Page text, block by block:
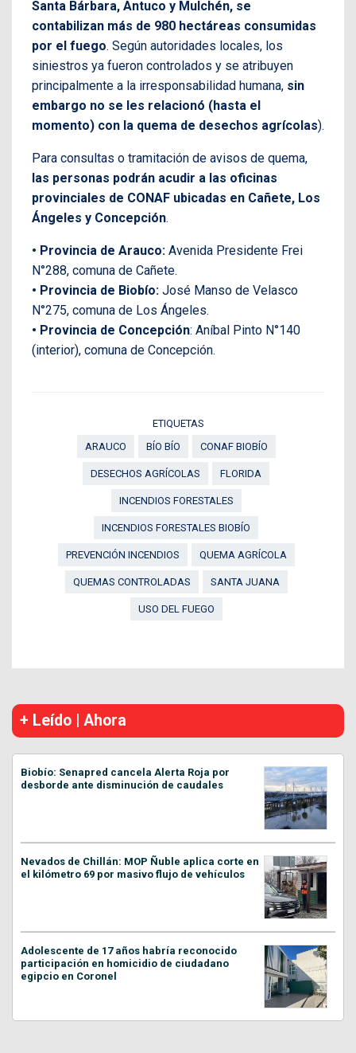
Santa Bárbara, Antuco y Mulchén, se
contabilizan más de 980 hectáreas consumidas
por el fuego. Según autoridades locales, los
siniestros ya fueron controlados y se atribuyen
principalmente a la irresponsabilidad humana, sin
embargo no se les relacionó (hasta el
momento) con la quema de desechos agrícolas).
Para consultas o tramitación de avisos de quema,
las personas podrán acudir a las oficinas
provinciales de CONAF ubicadas en Cañete, Los
Ángeles y Concepción.
• Provincia de Arauco: Avenida Presidente Frei
N°288, comuna de Cañete.
• Provincia de Biobío: José Manso de Velasco
N°275, comuna de Los Ángeles.
• Provincia de Concepción: Aníbal Pinto N°140
(interior), comuna de Concepción.
ETIQUETAS
ARAUCO
BÍO BÍO CONAF BIOBÍO
DESECHOS AGRÍCOLAS FLORIDA
INCENDIOS FORESTALES
INCENDIOS FORESTALES BIOBÍO
PREVENCIÓN INCENDIOS QUEMA AGRÍCOLA
QUEMAS CONTROLADAS SANTA JUANA
USO DEL FUEGO
+ Leído | Ahora
Biobío: Senapred cancela Alerta Roja por
desborde ante disminución de caudales
Nevados de Chillán: MOP Ñuble aplica corte en
el kilómetro 69 por masivo flujo de vehículos
Adolescente de 17 años habría reconocido
participación en homicidio de ciudadano
egipcio en Coronel